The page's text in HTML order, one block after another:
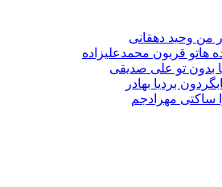
من وحید دهقانی
هاتو قربون محمدعلیزاده
بدون تو علی صدیقی
بردیا بهادر
ساکتی مهرادجم